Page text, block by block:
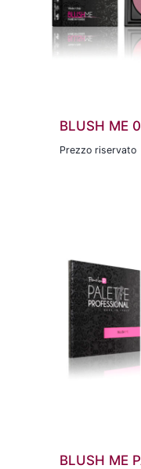
BLUSH ME
Prezzo riservato
BLUSH ME